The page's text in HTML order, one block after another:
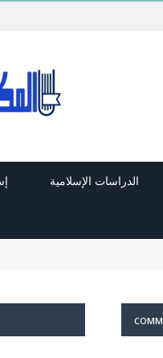
الدراسات الإسلامية